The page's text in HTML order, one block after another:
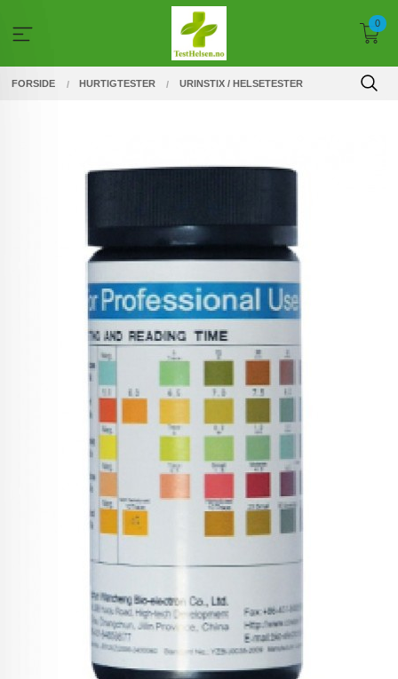
innholdet
0
FORSIDE HURTIGTESTER URINSTIX / HELSETESTER